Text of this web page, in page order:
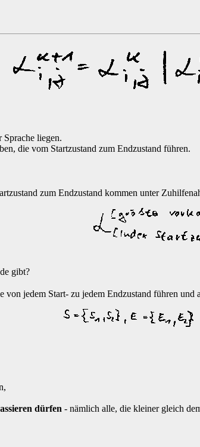
liegen.
die vom Startzustand zum Endzustand führen.
zum Endzustand kommen unter
gibt?
von jedem Start- zu jedem Endzustand führen
dürfen - nämlich alle, die kleiner gleich